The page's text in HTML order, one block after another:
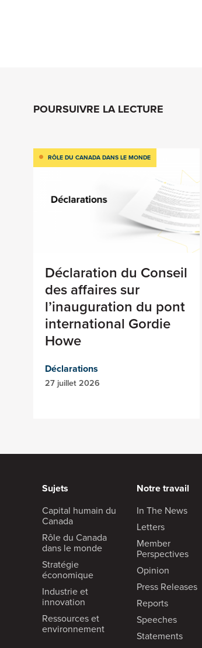
POURSUIVRE LA LECTURE
RÔLE DU CANADA DANS LE MONDE
Déclaration du Conseil
des affaires sur
l’inauguration du pont
international Gordie
Howe
Déclarations
27 juillet 2026
Sujets
Capital humain du
Canada
Rôle du Canada
dans le monde
Stratégie
économique
Industrie et
innovation
Ressources et
environnement
Notre travail
In The News
Letters
Member
Perspectives
Opinion
Press Releases
Reports
Speeches
Statements